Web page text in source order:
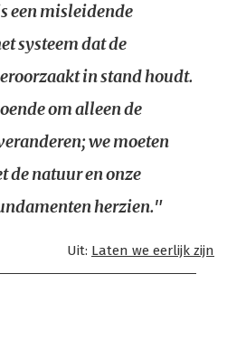
een misleidende
systeem dat de
in stand houdt.
om alleen de
we moeten
de natuur en onze
herzien."
Uit: Laten we eerlijk zijn